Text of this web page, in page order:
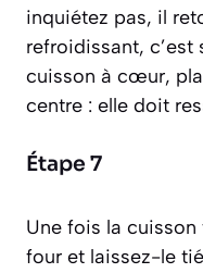
inquiétez pas, il
refroidissant, c’est
cuisson à cœur,
centre : elle doit
Étape 7
Une fois la
four et laissez-le